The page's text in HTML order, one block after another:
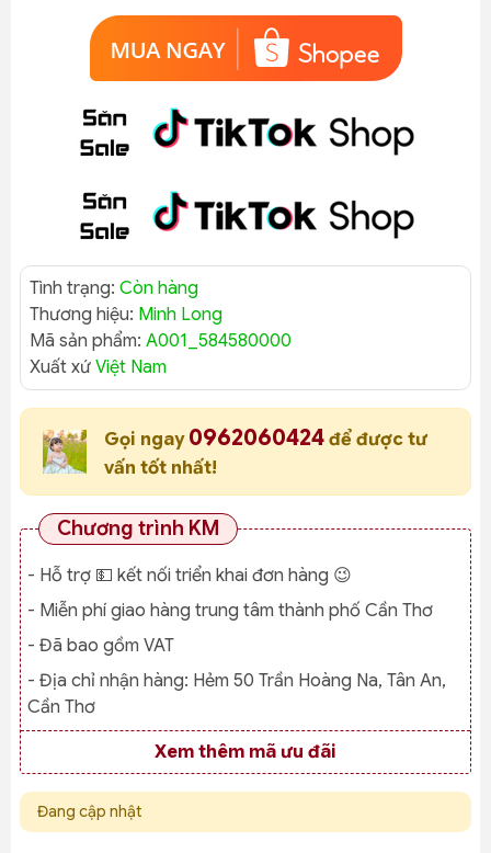
Tình trạng: Còn hàng
Thương hiệu: Minh Long
Mã sản phẩm: A001_584580000
Xuất xứ Việt Nam
Gọi ngay 0962060424 để được tư
vấn tốt nhất!
Chương trình KM
- Hỗ trợ 💵 kết nối triển khai đơn hàng 😉
- Miễn phí giao hàng trung tâm thành phố Cần Thơ
- Đã bao gồm VAT
- Địa chỉ nhận hàng: Hẻm 50 Trần Hoàng Na, Tân An,
Cần Thơ
Xem thêm mã ưu đãi
Đang cập nhật